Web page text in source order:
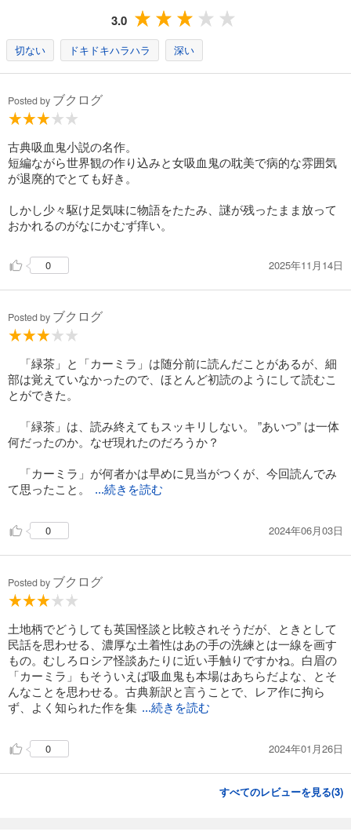
3.0
切ない ドキドキハラハラ 深い
Posted by ブクログ
古典吸血鬼小説の名作。
短編ながら世界観の作り込みと女吸血鬼の耽美で病的な雰囲気
が退廃的でとても好き。
しかし少々駆け足気味に物語をたたみ、謎が残ったまま放って
おかれるのがなにかむず痒い。
0 2025年11月14日
Posted by ブクログ
「緑茶」と「カーミラ」は随分前に読んだことがあるが、細
部は覚えていなかったので、ほとんど初読のようにして読むこ
とができた。
「緑茶」は、読み終えてもスッキリしない。 ”あいつ” は一体
何だったのか。なぜ現れたのだろうか？
「カーミラ」が何者かは早めに見当がつくが、今回読んでみ
て思ったこと。
...続きを読む
0 2024年06月03日
Posted by ブクログ
土地柄でどうしても英国怪談と比較されそうだが、ときとして
民話を思わせる、濃厚な土着性はあの手の洗練とは一線を画す
もの。むしろロシア怪談あたりに近い手触りですかね。白眉の
「カーミラ」もそういえば吸血鬼も本場はあちらだよな、とそ
んなことを思わせる。古典新訳と言うことで、レア作に拘ら
ず、よく知られた作を集 ...続きを読む
0 2024年01月26日
すべてのレビューを見る(3)